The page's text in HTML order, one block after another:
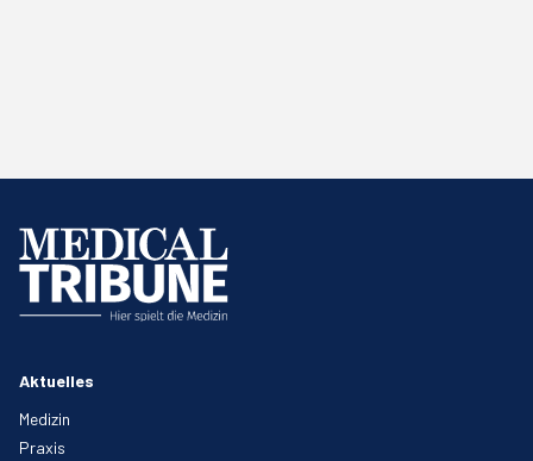
Aktuelles
Medizin
Praxis